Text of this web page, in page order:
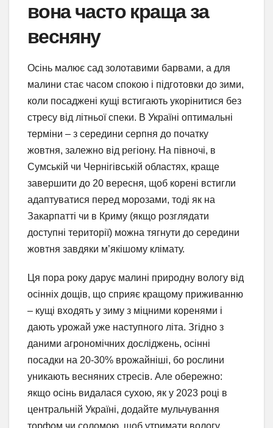
вона часто краща за
весняну
Осінь малює сад золотавими барвами, а для
малини стає часом спокою і підготовки до зими,
коли посаджені кущі встигають укорінитися без
стресу від літньої спеки. В Україні оптимальні
терміни – з середини серпня до початку
жовтня, залежно від регіону. На півночі, в
Сумській чи Чернігівській областях, краще
завершити до 20 вересня, щоб корені встигли
адаптуватися перед морозами, тоді як на
Закарпатті чи в Криму (якщо розглядати
доступні території) можна тягнути до середини
жовтня завдяки м’якішому клімату.
Ця пора року дарує малині природну вологу від
осінніх дощів, що сприяє кращому приживанню
– кущі входять у зиму з міцними коренями і
дають урожай уже наступного літа. Згідно з
даними агрономічних досліджень, осінні
посадки на 20-30% врожайніші, бо рослини
уникають весняних стресів. Але обережно:
якщо осінь видалася сухою, як у 2023 році в
центральній Україні, додайте мульчування